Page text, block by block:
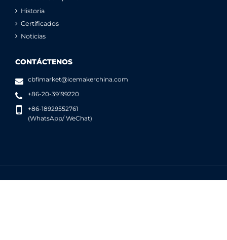
Historia
Certificados
Noticias
CONTÁCTENOS
cbfimarket@icemakerchina.com
+86-20-39199220
+86-18929552761
(WhatsApp/ WeChat)